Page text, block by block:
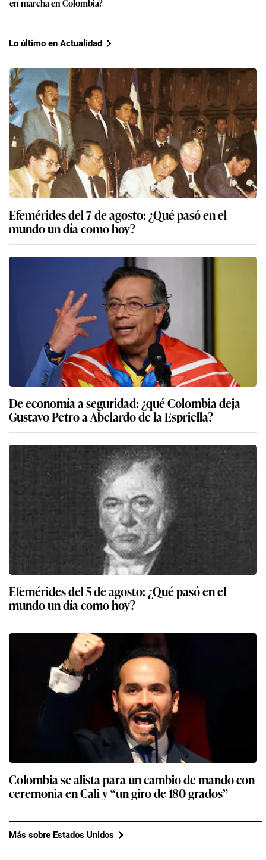
en marcha en Colombia?
Lo último en Actualidad
Efemérides del 7 de agosto: ¿Qué pasó en el
mundo un día como hoy?
De economía a seguridad: ¿qué Colombia deja
Gustavo Petro a Abelardo de la Espriella?
Efemérides del 5 de agosto: ¿Qué pasó en el
mundo un día como hoy?
Colombia se alista para un cambio de mando con
ceremonia en Cali y “un giro de 180 grados”
Más sobre Estados Unidos